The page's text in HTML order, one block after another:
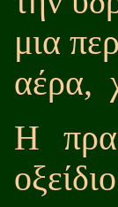
μια
αέρα,
Η